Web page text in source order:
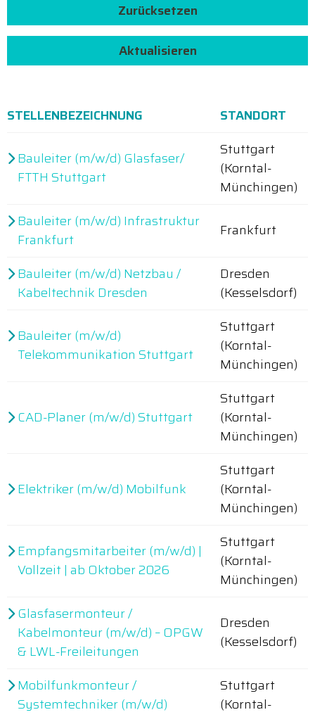
Zurücksetzen
Aktualisieren
STELLENBEZEICHNUNG STANDORT
Bauleiter (m/w/d) Glasfaser/
FTTH Stuttgart
Stuttgart
(Korntal-
Münchingen)
Bauleiter (m/w/d) Infrastruktur
Frankfurt
Frankfurt
Bauleiter (m/w/d) Netzbau /
Kabeltechnik Dresden
Dresden
(Kesselsdorf)
Bauleiter (m/w/d)
Telekommunikation Stuttgart
Stuttgart
(Korntal-
Münchingen)
CAD-Planer (m/w/d) Stuttgart
Stuttgart
(Korntal-
Münchingen)
Elektriker (m/w/d) Mobilfunk
Stuttgart
(Korntal-
Münchingen)
Empfangsmitarbeiter (m/w/d) |
Vollzeit | ab Oktober 2026
Stuttgart
(Korntal-
Münchingen)
Glasfasermonteur /
Kabelmonteur (m/w/d) – OPGW
& LWL-Freileitungen
Dresden
(Kesselsdorf)
Mobilfunkmonteur /
Systemtechniker (m/w/d)
Stuttgart
(Korntal-